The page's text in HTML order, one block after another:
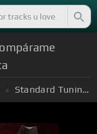
Standard Tuning (EADGBE)